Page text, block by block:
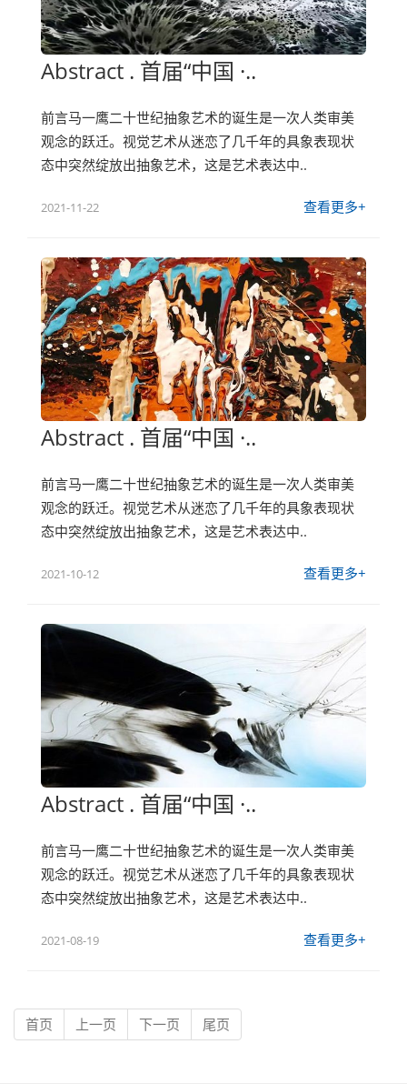
Abstract . 首届“中国 ·..
前言马一鹰二十世纪抽象艺术的诞生是一次人类审美
观念的跃迁。视觉艺术从迷恋了几千年的具象表现状
态中突然绽放出抽象艺术，这是艺术表达中..
2021-11-22 查看更多+
Abstract . 首届“中国 ·..
前言马一鹰二十世纪抽象艺术的诞生是一次人类审美
观念的跃迁。视觉艺术从迷恋了几千年的具象表现状
态中突然绽放出抽象艺术，这是艺术表达中..
2021-10-12 查看更多+
Abstract . 首届“中国 ·..
前言马一鹰二十世纪抽象艺术的诞生是一次人类审美
观念的跃迁。视觉艺术从迷恋了几千年的具象表现状
态中突然绽放出抽象艺术，这是艺术表达中..
2021-08-19 查看更多+
首页 上一页 下一页 尾页